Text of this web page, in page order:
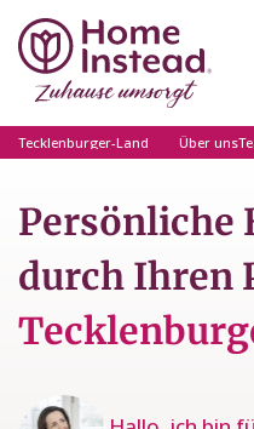
Tecklenburger-Land Über uns
Persönliche
durch Ihren